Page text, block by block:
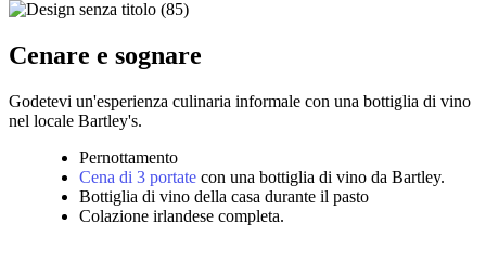
Cenare e sognare
Godetevi un'esperienza culinaria informale con una bottiglia di vino
nel locale Bartley's.
Pernottamento
Cena di 3 portate con una bottiglia di vino da Bartley.
Bottiglia di vino della casa durante il pasto
Colazione irlandese completa.